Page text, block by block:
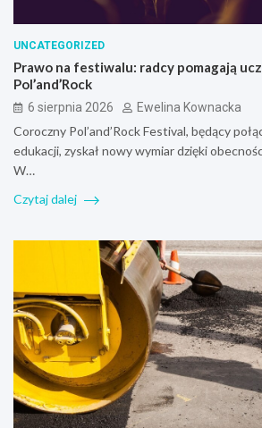
UNCATEGORIZED
Prawo na festiwalu: radcy pomagają
Pol’and’Rock
6 sierpnia 2026 Ewelina Kownacka
Coroczny Pol’and’Rock Festival, będący
edukacji, zyskał nowy wymiar dzięki
W…
Czytaj dalej